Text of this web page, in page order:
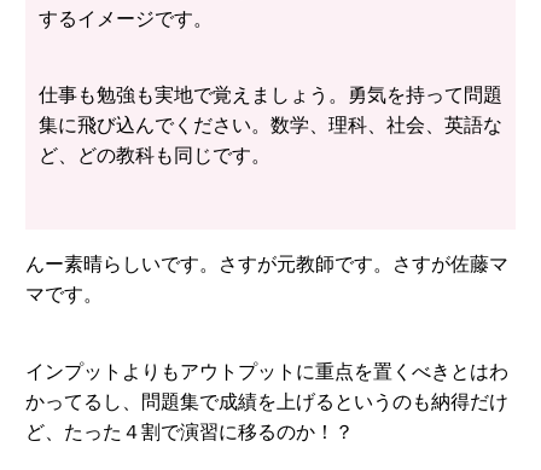
するイメージです。
仕事も勉強も実地で覚えましょう。勇気を持って問題
集に飛び込んでください。数学、理科、社会、英語な
ど、どの教科も同じです。
んー素晴らしいです。さすが元教師です。さすが佐藤マ
マです。
インプットよりもアウトプットに重点を置くべきとはわ
かってるし、問題集で成績を上げるというのも納得だけ
ど、たった４割で演習に移るのか！？